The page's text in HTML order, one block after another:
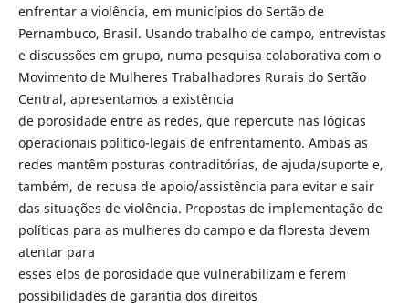
enfrentar a violência, em municípios do Sertão de
Pernambuco, Brasil. Usando trabalho de campo, entrevistas
e discussões em grupo, numa pesquisa colaborativa com o
Movimento de Mulheres Trabalhadores Rurais do Sertão
Central, apresentamos a existência
de porosidade entre as redes, que repercute nas lógicas
operacionais político-legais de enfrentamento. Ambas as
redes mantêm posturas contraditórias, de ajuda/suporte e,
também, de recusa de apoio/assistência para evitar e sair
das situações de violência. Propostas de implementação de
políticas para as mulheres do campo e da floresta devem
atentar para
esses elos de porosidade que vulnerabilizam e ferem
possibilidades de garantia dos direitos